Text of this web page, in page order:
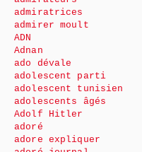
admiratrices
admirer moult
ADN
Adnan
ado dévale
adolescent parti
adolescent tunisien
adolescents âgés
Adolf Hitler
adoré
adore expliquer